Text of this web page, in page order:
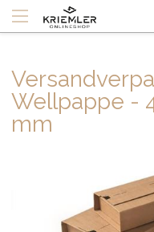
Wellpappe -
mm